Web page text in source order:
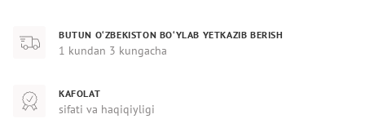
BUTUN O‘ZBEKISTON BO‘YLAB YETKAZIB BERISH
1 kundan 3 kungacha
KAFOLAT
sifati va haqiqiyligi